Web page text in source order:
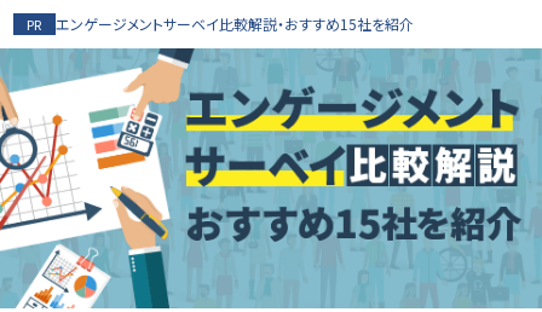
エンゲージメントサーベイ比較解説・おすすめ15社を紹介